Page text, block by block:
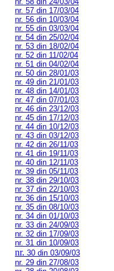
nr. 57 din 17/03/04
nr. 56 din 10/03/04
nr. 55 din 03/03/04
nr. 54 din 25/02/04
nr. 53 din 18/02/04
nr. 52 din 11/02/04
nr. 51 din 04/02/04
nr. 50 din 28/01/03
nr. 49 din 21/01/03
nr. 48 din 14/01/03
nr. 47 din 07/01/03
nr. 46 din 23/12/03
nr. 45 din 17/12/03
nr. 44 din 10/12/03
nr. 43 din 03/12/03
nr. 42 din 26/11/03
nr. 41 din 19/11/03
nr. 40 din 12/11/03
nr. 39 din 05/11/03
nr. 38 din 29/10/03
nr. 37 din 22/10/03
nr. 36 din 15/10/03
nr. 35 din 08/10/03
nr. 34 din 01/10/03
nr. 33 din 24/09/03
nr. 32 din 17/09/03
nr. 31 din 10/09/03
nr. 30 din 03/09/03
nr. 29 din 27/08/03